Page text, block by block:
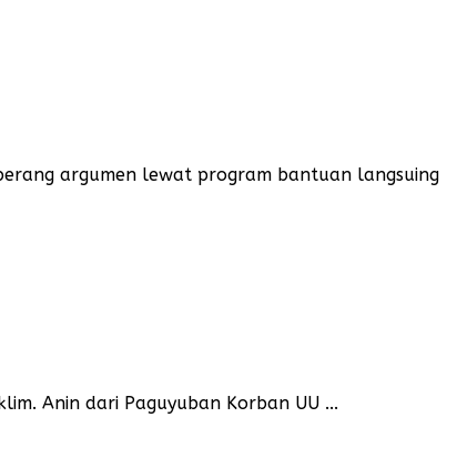
argumen lewat program bantuan langsuing
Anin dari Paguyuban Korban UU ...